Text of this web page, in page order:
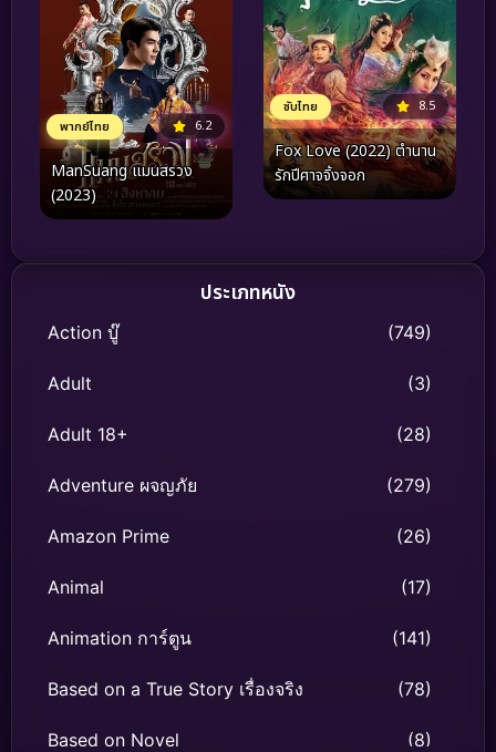
พากย์ไทย 6.2
ManSuang แมนสรวง
(2023)
ซับไทย 8.5
Fox Love (2022) ตำนาน
รักปีศาจจิ้งจอก
ประเภทหนัง
Action บู๊ (749)
Adult (3)
Adult 18+ (28)
Adventure ผจญภัย (279)
Amazon Prime (26)
Animal (17)
Animation การ์ตูน (141)
Based on a True Story เรื่องจริง (78)
Based on Novel (8)